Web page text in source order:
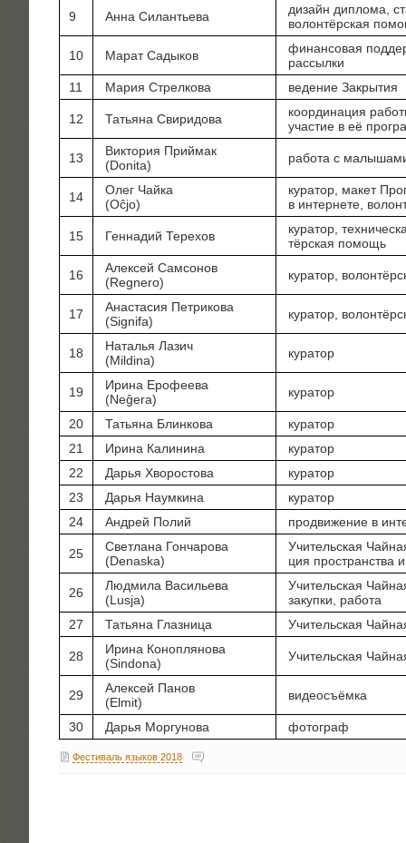
9 Анна Силан­тье­ва
дизайн дипло­ма,
волон­тёр­ская
10 Марат Сады­ков
финан­со­вая
рассылки
11
Мария Стрел­ко­ва веде­ние Закрытия
12 Татья­на Свиридова
коор­ди­на­ция
уча­стие в её
13
Вик­то­рия Прий­мак
(Donita)
рабо­та с
14
Олег Чай­ка
(Oĉjo)
кура­тор, макет
в интер­не­те,
15 Ген­на­дий Терехов
кура­тор,
тёр­ская помощь
16
Алек­сей Сам­со­нов
(Regnero)
кура­тор,
17
Ана­ста­сия Пет­ри­ко­ва
(Signifa)
кура­тор,
18
Ната­лья Лазич
(Mildina)
кура­тор
19
Ири­на Еро­фе­е­ва
(Neĝera)
кура­тор
20 Татья­на Блинкова
кура­тор
21
Ири­на Калинина
кура­тор
22
Дарья Хво­ро­сто­ва
кура­тор
23
Дарья Наум­ки­на
кура­тор
24
Андрей Полий про­дви­же­ние в
25
Свет­ла­на Гон­ча­ро­ва
(Denaska)
Учи­тель­ская
ция про­стран­ства
26
Люд­ми­ла Васи­лье­ва
(Lusja)
Учи­тель­ская
закуп­ки, работа
27
Татья­на Глазница Учи­тель­ская
28
Ири­на Коноп­ля­но­ва
(Sindona)
Учи­тель­ская
29
Алек­сей Панов
(Elmit)
видео­съём­ка
30 Дарья Мор­гу­но­ва фото­граф
Фестиваль языков 2018